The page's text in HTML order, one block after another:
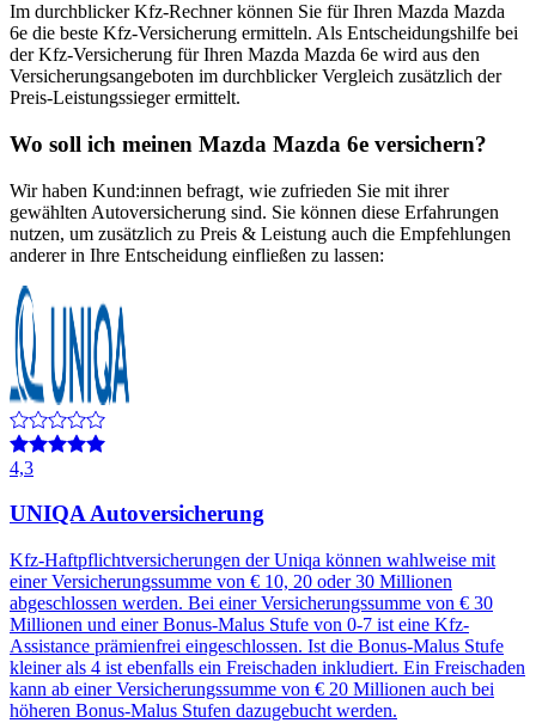
Im durchblicker Kfz-Rechner können Sie für Ihren Mazda Mazda
6e die beste Kfz-Versicherung ermitteln. Als Entscheidungshilfe bei
der Kfz-Versicherung für Ihren Mazda Mazda 6e wird aus den
Versicherungsangeboten im durchblicker Vergleich zusätzlich der
Preis-Leistungssieger ermittelt.
Wo soll ich meinen Mazda Mazda 6e versichern?
Wir haben Kund:innen befragt, wie zufrieden Sie mit ihrer
gewählten Autoversicherung sind. Sie können diese Erfahrungen
nutzen, um zusätzlich zu Preis & Leistung auch die Empfehlungen
anderer in Ihre Entscheidung einfließen zu lassen:
4,3
UNIQA Autoversicherung
Kfz-Haftpflichtversicherungen der Uniqa können wahlweise mit
einer Versicherungssumme von € 10, 20 oder 30 Millionen
abgeschlossen werden. Bei einer Versicherungssumme von € 30
Millionen und einer Bonus-Malus Stufe von 0-7 ist eine Kfz-
Assistance prämienfrei eingeschlossen. Ist die Bonus-Malus Stufe
kleiner als 4 ist ebenfalls ein Freischaden inkludiert. Ein Freischaden
kann ab einer Versicherungssumme von € 20 Millionen auch bei
höheren Bonus-Malus Stufen dazugebucht werden.